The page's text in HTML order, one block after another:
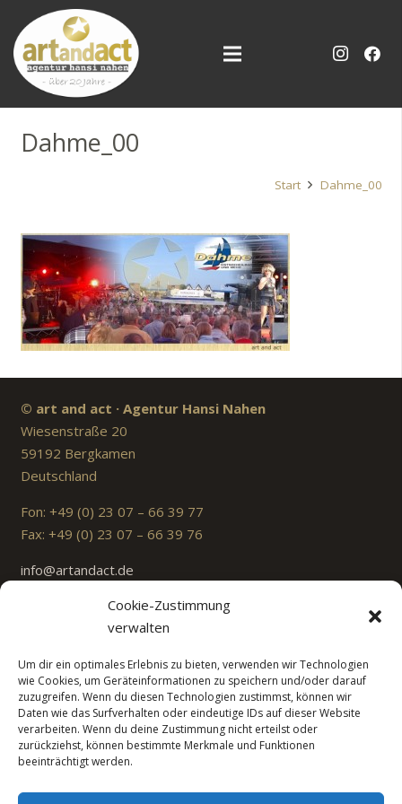
Cookie-Zustimmung
verwalten
Um dir ein optimales Erlebnis zu bieten, verwenden wir Technologien
wie Cookies, um Geräteinformationen zu speichern und/oder darauf
zuzugreifen. Wenn du diesen Technologien zustimmst, können wir
Daten wie das Surfverhalten oder eindeutige IDs auf dieser Website
verarbeiten. Wenn du deine Zustimmung nicht erteilst oder
zurückziehst, können bestimmte Merkmale und Funktionen
beeinträchtigt werden.
Dahme_00
Start Dahme_00
© art and act · Agentur Hansi Nahen
Wiesenstraße 20
59192 Bergkamen
Deutschland
Fon: +49 (0) 23 07 – 66 39 77
Fax: +49 (0) 23 07 – 66 39 76
info@artandact.de
Exklusivkünstler
Top-Acts / Livekonzerte / Spec. Bühnenshows
Deutsch (Schlager, Pop, Party, NDW)
Live-Bands (Cover, Revival, Gala und mehr)
Oldies & Classic-Stars (60er-80er)
International (90er bis heute)